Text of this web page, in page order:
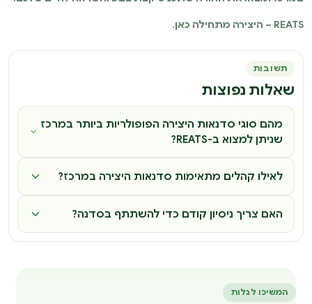
REATS – היצירה מתחילה כאן.
תשובות
שאלות נפוצות
מהם סוגי סדנאות היצירה הפופולריות ביותר במרכז
שניתן למצוא ב-REATS?
לאילו קהלים מתאימות סדנאות היצירה במרכז?
האם צריך ניסיון קודם כדי להשתתף בסדנה?
המשיכו לגלות